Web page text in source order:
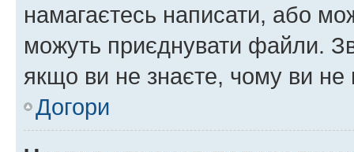
намагаєтесь написати, або
можуть приєднувати файли.
якщо ви не знаєте, чому ви
Догори